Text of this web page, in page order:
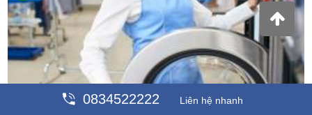
0834522222 Liên hệ nhanh